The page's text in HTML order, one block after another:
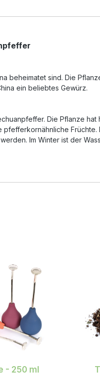
beheimatet sind. Die
ein beliebtes Gewürz.
Die Pflanze
Im Winter ist der
- 250 ml